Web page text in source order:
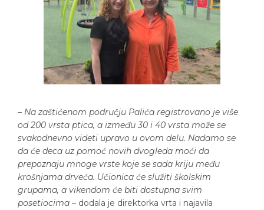
– Na zaštićenom području Palića registrovano je više
od 200 vrsta ptica, a između 30 i 40 vrsta može se
svakodnevno videti upravo u ovom delu. Nadamo se
da će deca uz pomoć novih dvogleda moći da
prepoznaju mnoge vrste koje se sada kriju među
krošnjama drveća. Učionica će služiti školskim
grupama, a vikendom će biti dostupna svim
posetiocima – dodala je direktorka vrta i najavila